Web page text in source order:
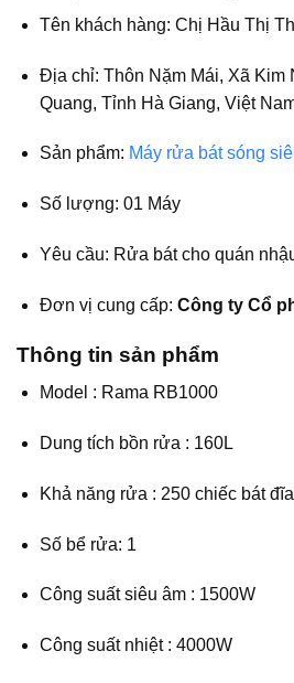
Tên khách hàng: Chị Hầu Thị
Địa chỉ: Thôn Nặm Mái, Xã Kim
Quang, Tỉnh Hà Giang, Việt
Sản phẩm: Máy rửa bát sóng
Số lượng: 01 Máy
Yêu cầu: Rửa bát cho quán
Đơn vị cung cấp: Công ty Cổ
Thông tin sản phẩm
Model : Rama RB1000
Dung tích bồn rửa : 160L
Khả năng rửa : 250 chiếc bát
Số bể rửa: 1
Công suất siêu âm : 1500W
Công suất nhiệt : 4000W